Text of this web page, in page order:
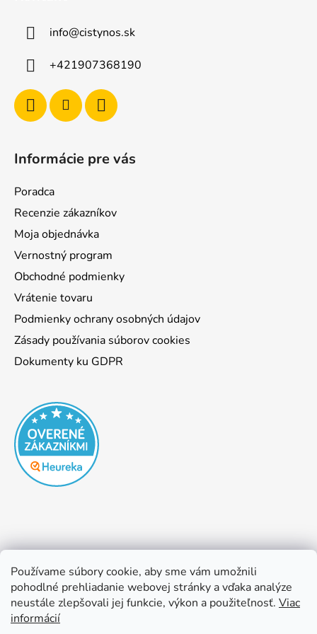
Používame súbory cookie, aby sme vám umožnili
pohodlné prehliadanie webovej stránky a vďaka analýze
neustále zlepšovali jej funkcie, výkon a použiteľnosť. Viac
informácií
info@cistynos.sk
+421907368190
Informácie pre vás
Poradca
Recenzie zákazníkov
Moja objednávka
Vernostný program
Obchodné podmienky
Vrátenie tovaru
Podmienky ochrany osobných údajov
Zásady používania súborov cookies
Dokumenty ku GDPR